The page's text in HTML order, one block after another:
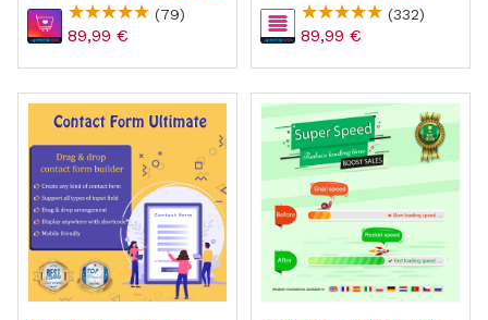
Lên Website
PrestaShop -
Instagram Shopping
Slider
(79)
89,99 €
PrestaShop - Mega
Menu Pro
(332)
89,99 €